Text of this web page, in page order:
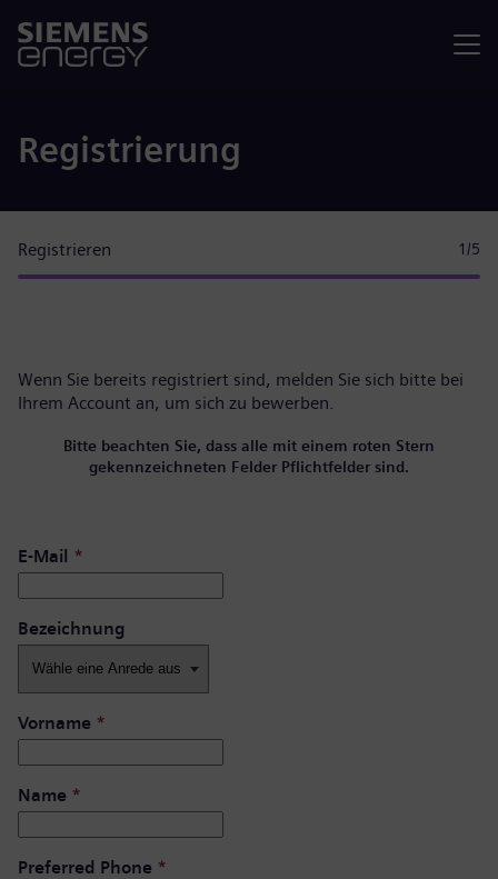
Registrierung
Registrieren 1 /5
Wenn Sie bereits registriert sind, melden Sie sich bitte bei
Ihrem Account an, um sich zu bewerben.
Bitte beachten Sie, dass alle mit einem roten Stern
gekennzeichneten Felder Pflichtfelder sind.
E-Mail *
Bezeichnung
Vorname *
Name *
Preferred Phone *